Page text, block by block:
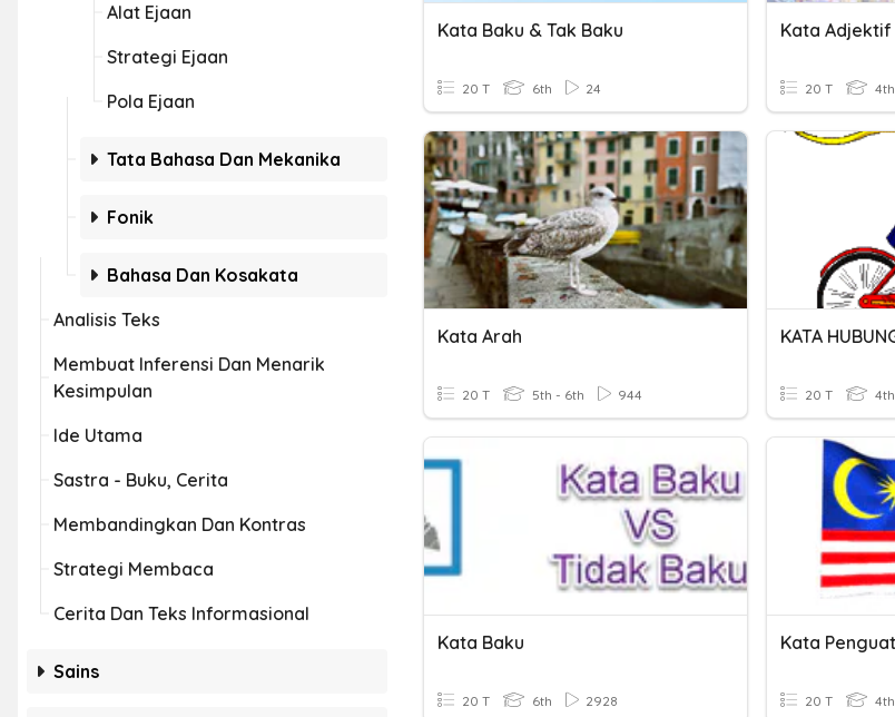
Alat Ejaan
Strategi Ejaan
Pola Ejaan
Tata Bahasa Dan Mekanika
Fonik
Bahasa Dan Kosakata
Analisis Teks
Membuat Inferensi Dan Menarik
Kesimpulan
Ide Utama
Sastra - Buku, Cerita
Membandingkan Dan Kontras
Strategi Membaca
Cerita Dan Teks Informasional
Sains
Kata Baku & Tak Baku
20 T 6th 24
Kata Adjektif
20 T
Kata Arah
20 T 5th - 6th 944
KATA
20 T
Kata Baku
20 T 6th 2928
Kata Penguat
20 T